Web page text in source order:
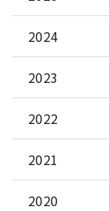
2024
2023
2022
2021
2020